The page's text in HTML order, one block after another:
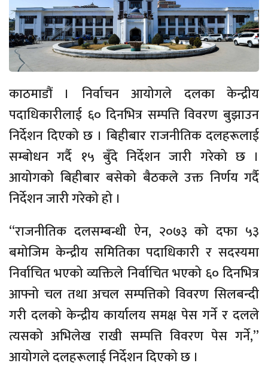
काठमाडौं । निर्वाचन आयोगले दलका केन्द्रीय
पदाधिकारीलाई ६० दिनभित्र सम्पत्ति विवरण बुझाउन
निर्देशन दिएको छ । बिहीबार राजनीतिक दलहरूलाई
सम्बोधन गर्दै १५ बुँदे निर्देशन जारी गरेको छ ।
आयोगको बिहीबार बसेको बैठकले उक्त निर्णय गर्दै
निर्देशन जारी गरेको हो ।
“राजनीतिक दलसम्बन्धी ऐन, २०७३ को दफा ५३
बमोजिम केन्द्रीय समितिका पदाधिकारी र सदस्यमा
निर्वाचित भएको व्यक्तिले निर्वाचित भएको ६० दिनभित्र
आफ्नो चल तथा अचल सम्पत्तिको विवरण सिलबन्दी
गरी दलको केन्द्रीय कार्यालय समक्ष पेस गर्ने र दलले
त्यसको अभिलेख राखी सम्पत्ति विवरण पेस गर्ने,”
आयोगले दलहरूलाई निर्देशन दिएको छ ।